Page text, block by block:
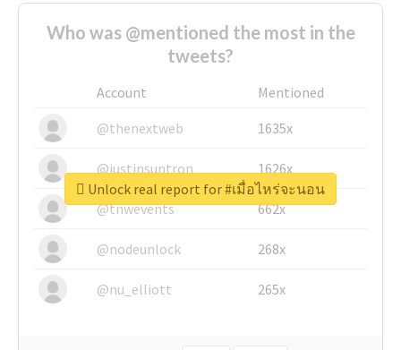
Who was @mentioned the most in the
tweets?
Account
Mentioned
@thenextweb
1635x
@justinsuntron 1626x
@tnwevents 662x
@nodeunlock 268x
@nu_elliott 265x
Unlock real report for #เมื่อไหร่จะนอน